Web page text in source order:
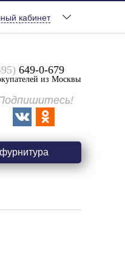
кабинет
649-0-679
из Москвы